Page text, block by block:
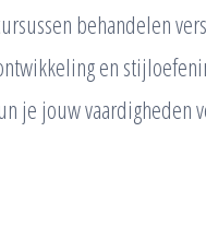
behandelen
en
je jouw vaardigheden